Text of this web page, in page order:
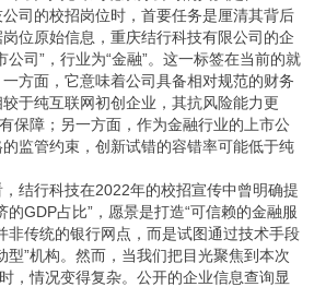
司的校招岗位时，首要任务是厘清其背后
位原始信息，重庆结行科技有限公司的企
公司”，行业为“金融”。这一标签在当前的就
方面，它意味着公司具备相对规范的财务
于纯互联网初创企业，其抗风险能力更
保障；另一方面，作为金融行业的上市公
监管约束，创新试错的容错率可能低于纯
结行科技在2022年的校招宣传中曾明确提
的GDP占比”，愿景是打造“可信赖的金融服
非传统的银行网点，而是试图通过技术手段
型”机构。然而，当我们把目光聚焦到本次
，情况变得复杂。公开的企业信息查询显